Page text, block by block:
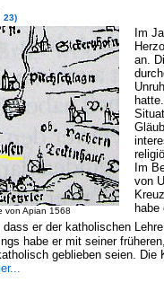
23)
von Apian 1568
Im
an.
Im
von
habe
dass er der katholischen
habe er mit seiner
geblieben seien.